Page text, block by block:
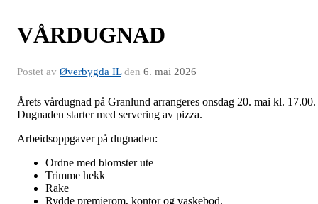
VÅRDUGNAD
Postet av Øverbygda ILden 6. mai 2026
Årets vårdugnad på Granlund arrangeres onsdag 20. mai kl. 17.00.
Dugnaden starter med servering av pizza.
Arbeidsoppgaver på dugnaden:
Ordne med blomster ute
Trimme hekk
Rake
Rydde premierom, kontor og vaskebod.